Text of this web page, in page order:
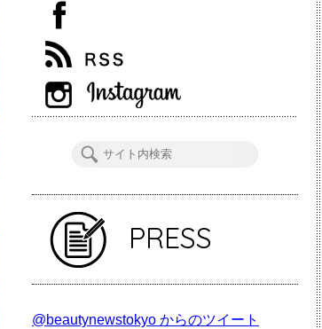
PRESS
@beautynewstokyo からのツイート